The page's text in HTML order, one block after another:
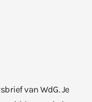
van WdG. Je